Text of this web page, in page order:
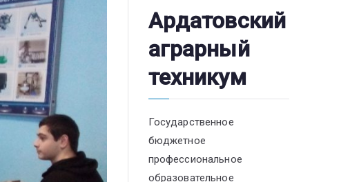
Ардатовский
аграрный
техникум
Государственное
бюджетное
профессиональное
образовательное